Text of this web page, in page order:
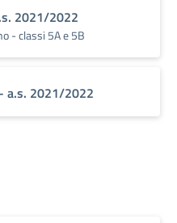
2021/2022
- classi 5A e 5B
a.s. 2021/2022